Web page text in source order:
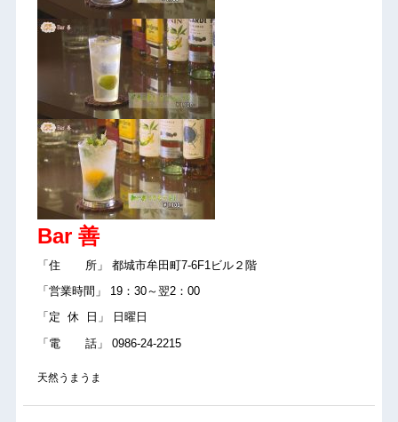
Bar 善
「住 所」 都城市牟田町7-6F1ビル２階
「営業時間」 19：30～翌2：00
「定 休 日」 日曜日
「電 話」 0986-24-2215
天然うまうま